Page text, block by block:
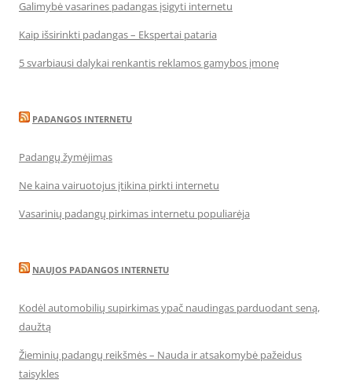
Galimybė vasarines padangas įsigyti internetu
Kaip išsirinkti padangas – Ekspertai pataria
5 svarbiausi dalykai renkantis reklamos gamybos įmonę
PADANGOS INTERNETU
Padangų žymėjimas
Ne kaina vairuotojus įtikina pirkti internetu
Vasarinių padangų pirkimas internetu populiarėja
NAUJOS PADANGOS INTERNETU
Kodėl automobilių supirkimas ypač naudingas parduodant seną,
daužtą
Žieminių padangų reikšmės – Nauda ir atsakomybė pažeidus
taisykles